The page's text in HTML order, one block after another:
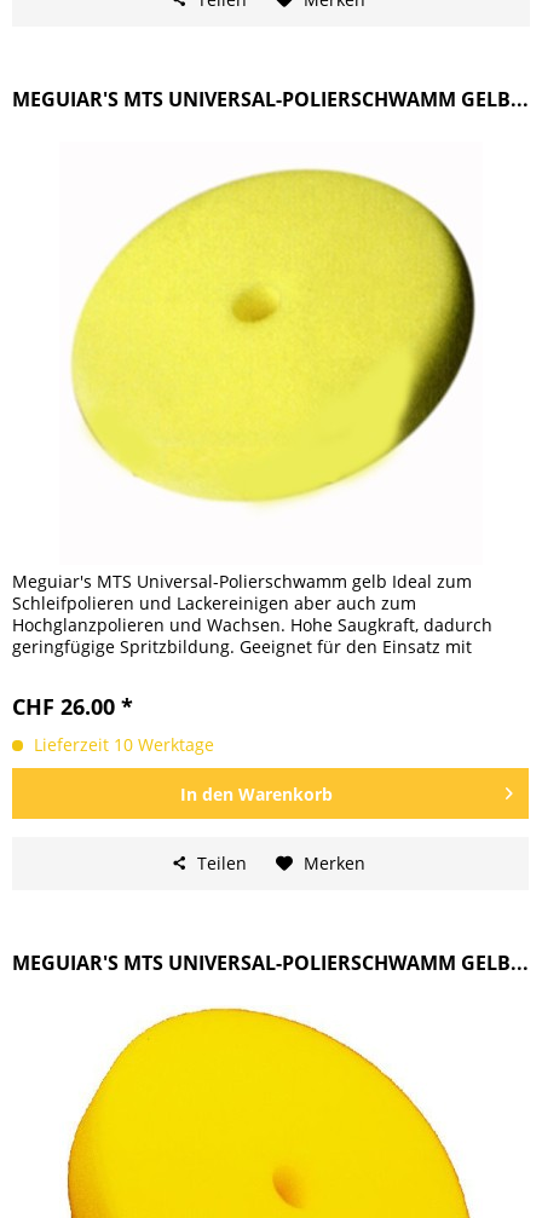
MEGUIAR'S MTS UNIVERSAL-POLIERSCHWAMM GELB...
Meguiar's MTS Universal-Polierschwamm gelb Ideal zum
Schleifpolieren und Lackereinigen aber auch zum
Hochglanzpolieren und Wachsen. Hohe Saugkraft, dadurch
geringfügige Spritzbildung. Geeignet für den Einsatz mit
CHF 26.00 *
Lieferzeit 10 Werktage
In den Warenkorb
Teilen Merken
MEGUIAR'S MTS UNIVERSAL-POLIERSCHWAMM GELB...